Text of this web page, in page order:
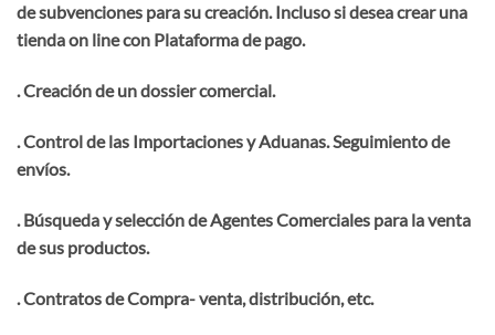
de subvenciones para su creación. Incluso si desea crear una
tienda on line con Plataforma de pago.
. Creación de un dossier comercial.
. Control de las Importaciones y Aduanas. Seguimiento de
envíos.
. Búsqueda y selección de Agentes Comerciales para la venta
de sus productos.
. Contratos de Compra- venta, distribución, etc.